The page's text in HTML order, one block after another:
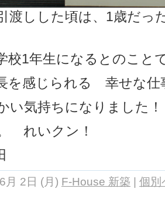
渡しした頃は、1歳だ
校1年生になるとのこと
を感じられる 幸せな仕
気持ちになりました！
れいクン！
月 2日 (月) F-House 新築 | 個別